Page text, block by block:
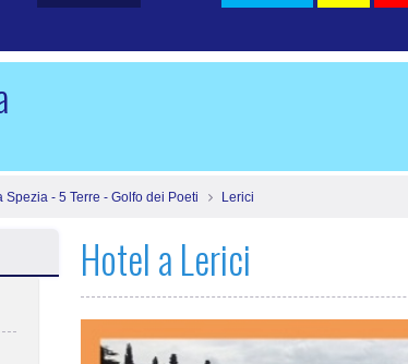
Spezia - 5 Terre - Golfo dei Poeti Lerici
Hotel a Lerici